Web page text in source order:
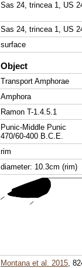
Sas 24, trincea 1, US
Sas 24, trincea 1, US
surface
Object
Transport Amphorae
Amphora
Ramon T-1.4.5.1
Punic-Middle Punic
470/60-400 B.C.E.
rim
diameter: 10.3cm (rim)
Montana et al. 2015,